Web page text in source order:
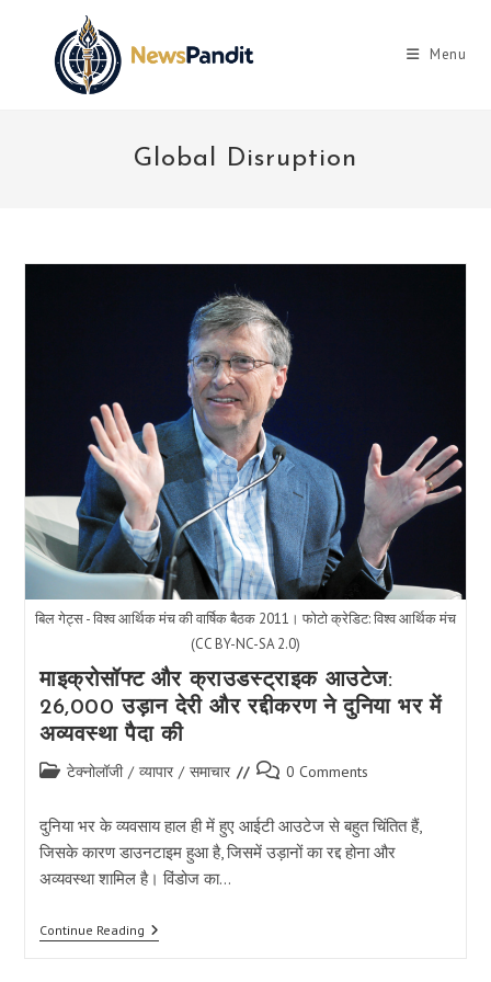
Menu
Global Disruption
बिल गेट्स - विश्व आर्थिक मंच की वार्षिक बैठक 2011। फोटो क्रेडिट: विश्व आर्थिक मंच
(CC BY-NC-SA 2.0)
माइक्रोसॉफ्ट और क्राउडस्ट्राइक आउटेज:
26,000 उड़ान देरी और रद्दीकरण ने दुनिया भर में
अव्यवस्था पैदा की
Post टेक्नोलॉजी / व्यापार / समाचार
Post 0 Comments
दुनिया भर के व्यवसाय हाल ही में हुए आईटी आउटेज से बहुत चिंतित हैं,
जिसके कारण डाउनटाइम हुआ है, जिसमें उड़ानों का रद्द होना और
अव्यवस्था शामिल है। विंडोज का…
Continue Readingमाइक्रोसॉफ्ट
और